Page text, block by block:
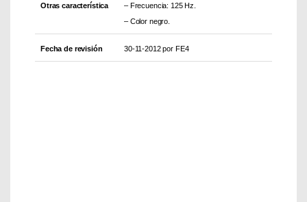
Otras característica
– Frecuencia: 125 Hz.
– Color negro.
Fecha de revisión 30-11-2012 por FE4